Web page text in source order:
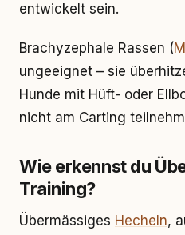
entwickelt sein.
Brachyzephale Rassen (
ungeeignet – sie
Hunde mit Hüft- oder
nicht am Carting
Wie erkennst du
Training?
Übermässiges Hecheln,